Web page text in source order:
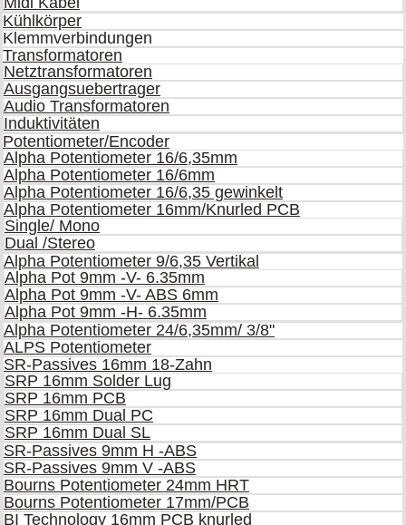
Kühlkörper
Klemmverbindungen
Transformatoren
Netztransformatoren
Ausgangsuebertrager
Audio Transformatoren
Induktivitäten
Potentiometer/Encoder
Alpha Potentiometer 16/6,35mm
Alpha Potentiometer 16/6mm
Alpha Potentiometer 16/6,35 gewinkelt
Alpha Potentiometer 16mm/Knurled PCB
Single/ Mono
Dual /Stereo
Alpha Potentiometer 9/6,35 Vertikal
Alpha Pot 9mm -V- 6.35mm
Alpha Pot 9mm -V- ABS 6mm
Alpha Pot 9mm -H- 6.35mm
Alpha Potentiometer 24/6,35mm/ 3/8"
ALPS Potentiometer
SR-Passives 16mm 18-Zahn
SRP 16mm Solder Lug
SRP 16mm PCB
SRP 16mm Dual PC
SRP 16mm Dual SL
SR-Passives 9mm H -ABS
SR-Passives 9mm V -ABS
Bourns Potentiometer 24mm HRT
Bourns Potentiometer 17mm/PCB
BI Technology 16mm PCB knurled